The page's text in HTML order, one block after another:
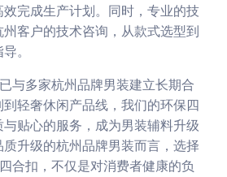
完成生产计划。同时，专业的技
客户的技术咨询，从款式选型到
。
与多家杭州品牌男装建立长期合
轻奢休闲产品线，我们的环保四
贴心的服务，成为男装辅料升级
升级的杭州品牌男装而言，选择
合扣，不仅是对消费者健康的负